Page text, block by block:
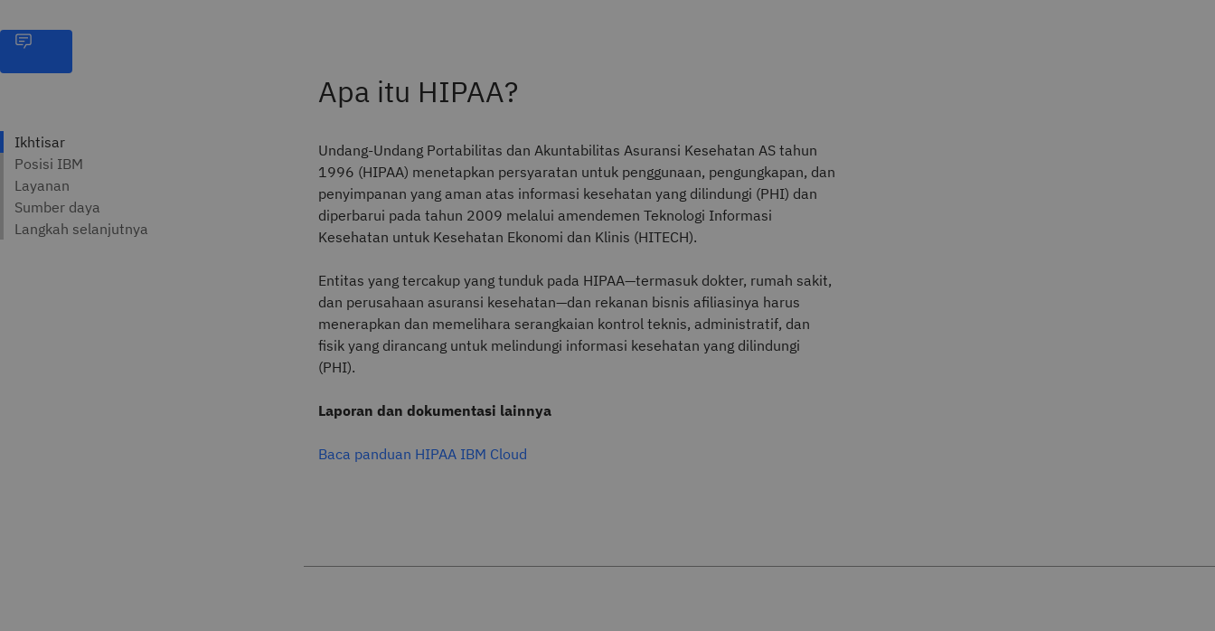
Apa itu HIPAA?
Undang-Undang Portabilitas dan Akuntabilitas Asuransi Kesehatan AS tahun
1996 (HIPAA) menetapkan persyaratan untuk penggunaan, pengungkapan, dan
penyimpanan yang aman atas informasi kesehatan yang dilindungi (PHI) dan
diperbarui pada tahun 2009 melalui amendemen Teknologi Informasi
Kesehatan untuk Kesehatan Ekonomi dan Klinis (HITECH).
Entitas yang tercakup yang tunduk pada HIPAA—termasuk dokter, rumah sakit,
dan perusahaan asuransi kesehatan—dan rekanan bisnis afiliasinya harus
menerapkan dan memelihara serangkaian kontrol teknis, administratif, dan
fisik yang dirancang untuk melindungi informasi kesehatan yang dilindungi
(PHI).
Laporan dan dokumentasi lainnya
Baca panduan HIPAA IBM Cloud